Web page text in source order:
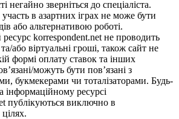
негайно зверніться до спеціаліста.
в азартних іграх не може бути
або альтернативою роботі.
korrespondent.net не проводить
або віртуальні гроші, також сайт не
формі оплату ставок та інших
можуть бути пов’язані з
букмекерами чи тоталізаторами. Будь-
інформаційному ресурсі
публікуються виключно в